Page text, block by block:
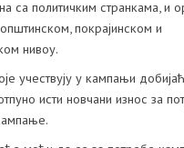
са политичким странкама, и
покрајинском и
нивоу.
учествују у кампањи
исти новчани износ за